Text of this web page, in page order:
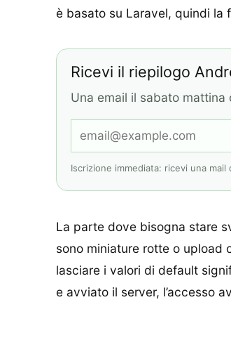
è basato su Laravel, quindi la
Ricevi il riepilogo
Una email il sabato
Iscrizione immediata: ricevi una
La parte dove bisogna stare
sono miniature rotte o upload
lasciare i valori di default
e avviato il server, l’accesso